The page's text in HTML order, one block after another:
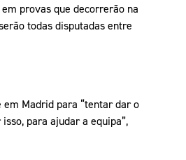
provas que decorrerão na
todas disputadas entre
Madrid para “tentar dar o
para ajudar a equipa”,